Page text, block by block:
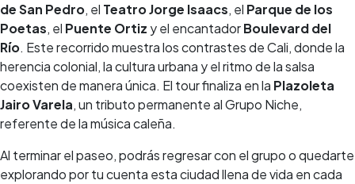
de San Pedro, el Teatro Jorge Isaacs, el Parque de los
Poetas, el Puente Ortiz y el encantadorBoulevard del
Río. Este recorrido muestra los contrastes de Cali, donde la
herencia colonial, la cultura urbana y el ritmo de la salsa
coexisten de manera única. El tour finaliza en la Plazoleta
Jairo Varela, un tributo permanente al Grupo Niche,
referente de la música caleña.
Al terminar el paseo, podrás regresar con el grupo o quedarte
explorando por tu cuenta esta ciudad llena de vida en cada